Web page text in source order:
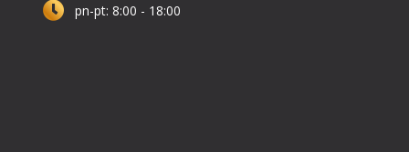
pn-pt: 8:00 - 18:00